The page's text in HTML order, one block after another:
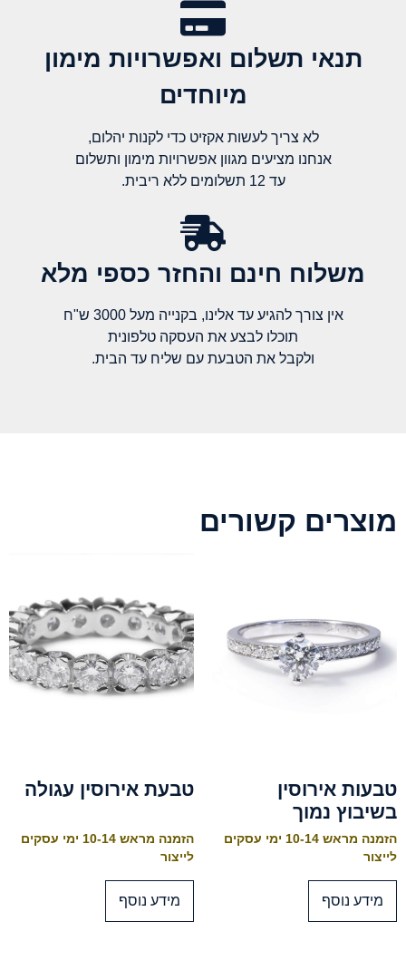
תנאי תשלום ואפשרויות מימון
מיוחדים
לא צריך לעשות אקזיט כדי לקנות יהלום,
אנחנו מציעים מגוון אפשרויות מימון ותשלום
עד 12 תשלומים ללא ריבית.
משלוח חינם והחזר כספי מלא​
אין צורך להגיע עד אלינו, בקנייה מעל 3000 ש"ח
תוכלו לבצע את העסקה טלפונית
ולקבל את הטבעת עם שליח עד הבית.
מוצרים קשורים
טבעות אירוסין
בשיבוץ נמוך
הזמנה מראש 10-14 ימי עסקים
לייצור
מידע נוסף
טבעת אירוסין עגולה
הזמנה מראש 10-14 ימי עסקים
לייצור
מידע נוסף